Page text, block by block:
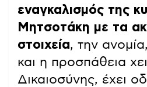
εναγκαλισμός της
Μητσοτάκη με τα
στοιχεία, την
και η προσπάθεια
Δικαιοσύνης, έχει